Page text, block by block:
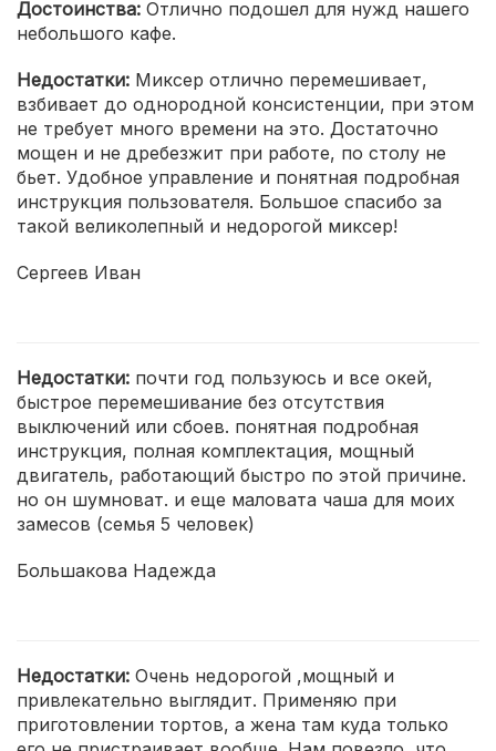
Достоинства: Отлично подошел для нужд нашего
небольшого кафе.
Недостатки: Миксер отлично перемешивает,
взбивает до однородной консистенции, при этом
не требует много времени на это. Достаточно
мощен и не дребезжит при работе, по столу не
бьет. Удобное управление и понятная подробная
инструкция пользователя. Большое спасибо за
такой великолепный и недорогой миксер!
Сергеев Иван
Недостатки: почти год пользуюсь и все окей,
быстрое перемешивание без отсутствия
выключений или сбоев. понятная подробная
инструкция, полная комплектация, мощный
двигатель, работающий быстро по этой причине.
но он шумноват. и еще маловата чаша для моих
замесов (семья 5 человек)
Большакова Надежда
Недостатки: Очень недорогой ,мощный и
привлекательно выглядит. Применяю при
приготовлении тортов, а жена там куда только